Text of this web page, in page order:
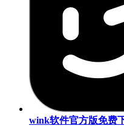
wink软件官方版免费